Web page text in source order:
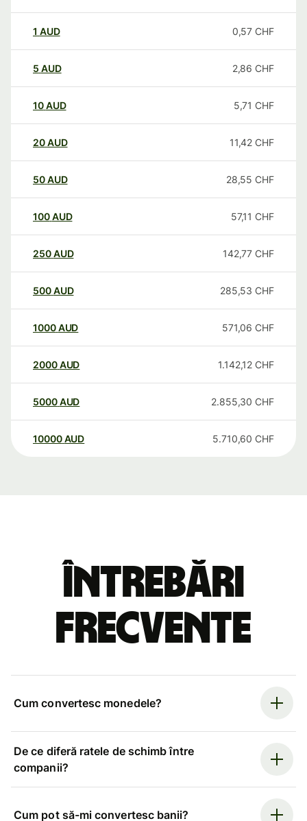
1 AUD 0,57 CHF
5 AUD 2,86 CHF
10AUD 5,71 CHF
20AUD 11,42 CHF
50AUD 28,55 CHF
100AUD 57,11 CHF
250AUD 142,77 CHF
500AUD 285,53 CHF
1000AUD 571,06 CHF
2000AUD 1.142,12 CHF
5000AUD 2.855,30 CHF
10000 AUD 5.710,60 CHF
Întrebări
frecvente
Cum convertesc monedele?
De ce diferă ratele de schimb între
companii?
Cum pot să-mi convertesc banii?